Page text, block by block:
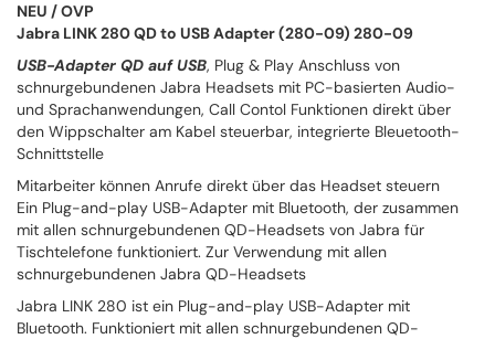
NEU / OVP
Jabra LINK 280 QD to USB Adapter (280-09) 280-09
USB-Adapter QD auf USB, Plug & Play Anschluss von
schnurgebundenen Jabra Headsets mit PC-basierten Audio-
und Sprachanwendungen, Call Contol Funktionen direkt über
den Wippschalter am Kabel steuerbar, integrierte Bleuetooth-
Schnittstelle
Mitarbeiter können Anrufe direkt über das Headset steuern
Ein Plug-and-play USB-Adapter mit Bluetooth, der zusammen
mit allen schnurgebundenen QD-Headsets von Jabra für
Tischtelefone funktioniert. Zur Verwendung mit allen
schnurgebundenen Jabra QD-Headsets
Jabra LINK 280 ist ein Plug-and-play USB-Adapter mit
Bluetooth. Funktioniert mit allen schnurgebundenen QD-